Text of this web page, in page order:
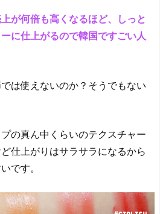
が何倍も高くなるほど、しっと
に仕上がるので韓国ですごい人
は使えないのか？そうでもない
の真ん中くらいのテクスチャー
仕上がりはサラサラになるから
です。